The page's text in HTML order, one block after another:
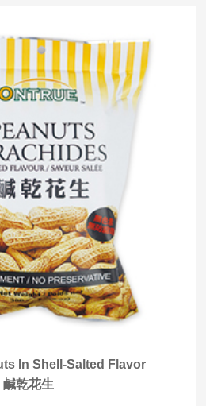
In Shell-Salted Flavor
鹹乾花生